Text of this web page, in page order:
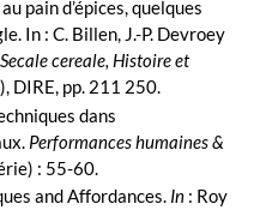
pain d’épices, quelques
In : C. Billen, J.-P. Devroey
cereale, Histoire et
DIRE, pp. 211 250.
dans
Performances humaines &
: 55-60.
and Affordances. In: Roy